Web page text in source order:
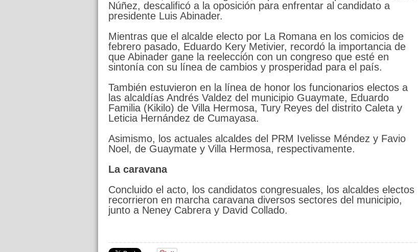
Núñez, descalificó a la oposición para enfrentar al candidato a
presidente Luis Abinader.
Mientras que el alcalde electo por La Romana en los comicios de
febrero pasado, Eduardo Kery Metivier, recordó la importancia de
que Abinader gane la reelección con un congreso que esté en
sintonía con su línea de cambios y prosperidad para el país.
También estuvieron en la línea de honor los funcionarios electos a
las alcaldías Andrés Valdez del municipio Guaymate, Eduardo
Familia (Kikilo) de Villa Hermosa, Tury Reyes del distrito Caleta y
Leticia Hernández de Cumayasa.
Asimismo, los actuales alcaldes del PRM Ivelisse Méndez y Favio
Noel, de Guaymate y Villa Hermosa, respectivamente.
La caravana
Concluido el acto, los candidatos congresuales, los alcaldes electos
recorrieron en marcha caravana diversos sectores del municipio,
junto a Neney Cabrera y David Collado.